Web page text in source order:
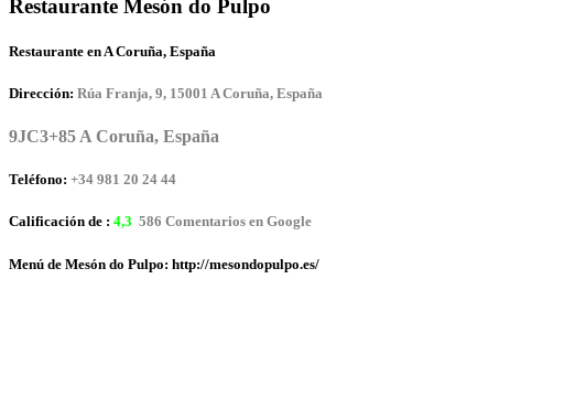
Restaurante Mesón do Pulpo
Restaurante en A Coruña, España
Dirección: Rúa Franja, 9, 15001 A Coruña, España
9JC3+85 A Coruña, España
Teléfono: +34 981 20 24 44
Calificación de : 4,3 586 Comentarios en Google
Menú de Mesón do Pulpo: http://mesondopulpo.es/